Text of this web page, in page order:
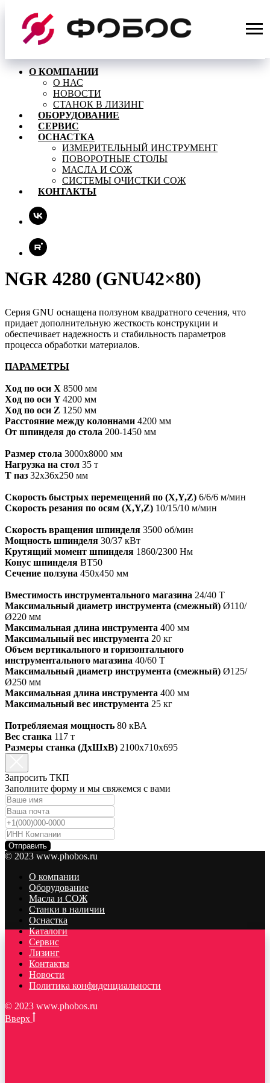
О КОМПАНИИ
О НАС
НОВОСТИ
СТАНОК В ЛИЗИНГ
ОБОРУДОВАНИЕ
СЕРВИС
ОСНАСТКА
ИЗМЕРИТЕЛЬНЫЙ ИНСТРУМЕНТ
ПОВОРОТНЫЕ СТОЛЫ
МАСЛА И СОЖ
СИСТЕМЫ ОЧИСТКИ СОЖ
КОНТАКТЫ
NGR 4280 (GNU42×80)
Серия GNU оснащена ползуном квадратного сечения, что
придает дополнительную жесткость конструкции и
обеспечивает надежность и стабильность параметров
процесса обработки материалов.
ПАРАМЕТРЫ
Ход по оси X 8500 мм
Ход по оси Y4200 мм
Ход по оси Z 1250 мм
Расстояние между колоннами 4200 мм
От шпинделя до стола 200-1450 мм
Размер стола 3000х8000 мм
Нагрузка на стол 35 т
Т паз 32х36х250 мм
Скорость быстрых перемещений по (X,Y,Z) 6/6/6 м/мин
Скорость резания по осям (X,Y,Z) 10/15/10 м/мин
Скорость вращения шпинделя 3500 об/мин
Мощность шпинделя 30/37 кВт
Крутящий момент шпинделя 1860/2300 Нм
Конус шпинделя ВТ50
Сечение ползуна 450х450 мм
Вместимость инструментального магазина 24/40 Т
Максимальный диаметр инструмента (смежный) Ø110/
Ø220 мм
Максимальная длина инструмента 400 мм
Максимальный вес инструмента 20 кг
Объем вертикального и горизонтального
инструментального магазина 40/60 Т
Максимальный диаметр инструмента (смежный) Ø125/
Ø250 мм
Максимальная длина инструмента 400 мм
Максимальный вес инструмента 25 кг
Потребляемая мощность 80 кВА
Вес станка 117 т
Размеры станка (ДхШхВ) 2100х710х695
Запросить ТКП
Заполните форму и мы свяжемся с вами
Отправить
© 2023 www.phobos.ru
О компании
Оборудование
Масла и СОЖ
Станки в наличии
Оснастка
Каталоги
Сервис
Лизинг
Контакты
Новости
Политика конфиденциальности
© 2023 www.phobos.ru
Вверх